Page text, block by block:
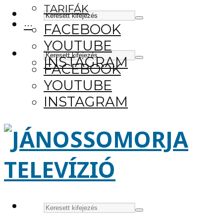
FACEBOOK
YOUTUBE
INSTAGRAM
TARIFÁK
···
FACEBOOK
YOUTUBE
INSTAGRAM